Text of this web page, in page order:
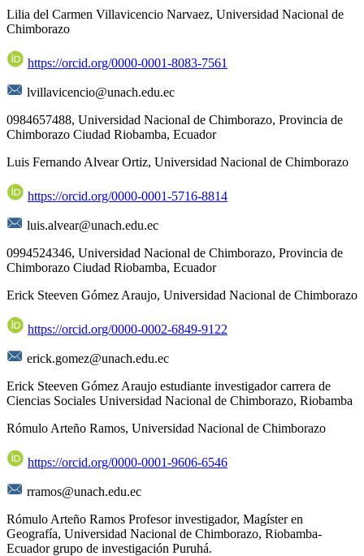
Lilia del Carmen Villavicencio Narvaez, Universidad Nacional de
Chimborazo
https://orcid.org/0000-0001-8083-7561
lvillavicencio@unach.edu.ec
0984657488, Universidad Nacional de Chimborazo, Provincia de
Chimborazo Ciudad Riobamba, Ecuador
Luis Fernando Alvear Ortiz, Universidad Nacional de Chimborazo
https://orcid.org/0000-0001-5716-8814
luis.alvear@unach.edu.ec
0994524346, Universidad Nacional de Chimborazo, Provincia de
Chimborazo Ciudad Riobamba, Ecuador
Erick Steeven Gómez Araujo, Universidad Nacional de Chimborazo
https://orcid.org/0000-0002-6849-9122
erick.gomez@unach.edu.ec
Erick Steeven Gómez Araujo estudiante investigador carrera de
Ciencias Sociales Universidad Nacional de Chimborazo, Riobamba
Rómulo Arteño Ramos, Universidad Nacional de Chimborazo
https://orcid.org/0000-0001-9606-6546
rramos@unach.edu.ec
Rómulo Arteño Ramos Profesor investigador, Magíster en
Geografía, Universidad Nacional de Chimborazo, Riobamba-
Ecuador grupo de investigación Puruhá.